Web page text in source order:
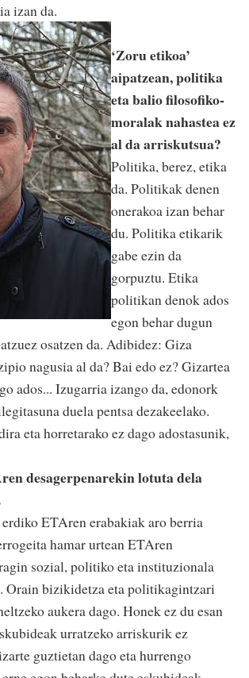
izan da.
‘Zoru etikoa’
aipatzean, politika
eta balio filosofiko-
moralak nahastea ez
al da arriskutsua?
Politika, berez, etika
da. Politikak denen
onerakoa izan behar
du. Politika etikarik
gabe ezin da
gorpuztu. Etika
politikan denok ados
egon behar dugun
osatzen da. Adibidez: Giza
nagusia al da? Bai edo ez? Gizartea
ados... Izugarria izango da, edonork
duela pentsa dezakeelako.
eta horretarako ez dago adostasunik,
desagerpenarekin lotuta dela
ETAren erabakiak aro berria
hamar urtean ETAren
sozial, politiko eta instituzionala
Orain bizikidetza eta politikagintzari
aukera dago. Honek ez du esan
urratzeko arriskurik ez
guztietan dago eta hurrengo